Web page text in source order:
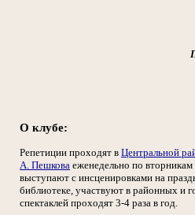
О клубе:
Репетиции проходят в Центральной
А. Пешкова еженедельно по вторникам
выступают с инсценировками на
библиотеке, участвуют в районных и
спектаклей проходят 3-4 раза в год.